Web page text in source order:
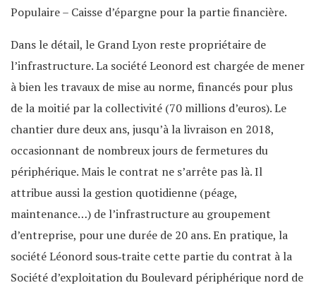
Populaire – Caisse d’épargne pour la partie financière.
Dans le détail, le Grand Lyon reste propriétaire de
l’infrastructure. La société Leonord est chargée de mener
à bien les travaux de mise au norme, financés pour plus
de la moitié par la collectivité (70 millions d’euros). Le
chantier dure deux ans, jusqu’à la livraison en 2018,
occasionnant de nombreux jours de fermetures du
périphérique. Mais le contrat ne s’arrête pas là. Il
attribue aussi la gestion quotidienne (péage,
maintenance…) de l’infrastructure au groupement
d’entreprise, pour une durée de 20 ans. En pratique, la
société Léonord sous‐traite cette partie du contrat à la
Société d’exploitation du Boulevard périphérique nord de